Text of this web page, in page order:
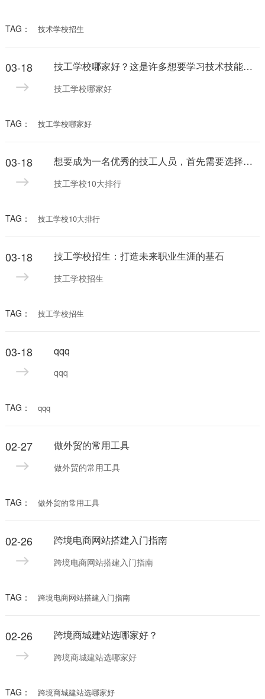
TAG： 技术学校招生
03-18 技工学校哪家好？这是许多想要学习技术技能的人常常会问的一个问题。在选择技工学校时，很多人会考虑学校的地理位置、教学质量、师资力量等因素。为了帮助大家更好地选择技工学校，下面我们就来看看技工学校选择的几个关键因素。
技工学校哪家好
TAG： 技工学校哪家好
03-18 想要成为一名优秀的技工人员，首先需要选择一所优秀的技工学校进行系统的学习和培训。技工学校10大排行为您提供了选择的方向，下面就让我们一起来看看这些顶级技工学校吧！
技工学校10大排行
TAG： 技工学校10大排行
03-18 技工学校招生：打造未来职业生涯的基石
技工学校招生
TAG： 技工学校招生
03-18 qqq
qqq
TAG： qqq
02-27 做外贸的常用工具
做外贸的常用工具
TAG： 做外贸的常用工具
02-26 跨境电商网站搭建入门指南
跨境电商网站搭建入门指南
TAG： 跨境电商网站搭建入门指南
02-26 跨境商城建站选哪家好？
跨境商城建站选哪家好
TAG： 跨境商城建站选哪家好